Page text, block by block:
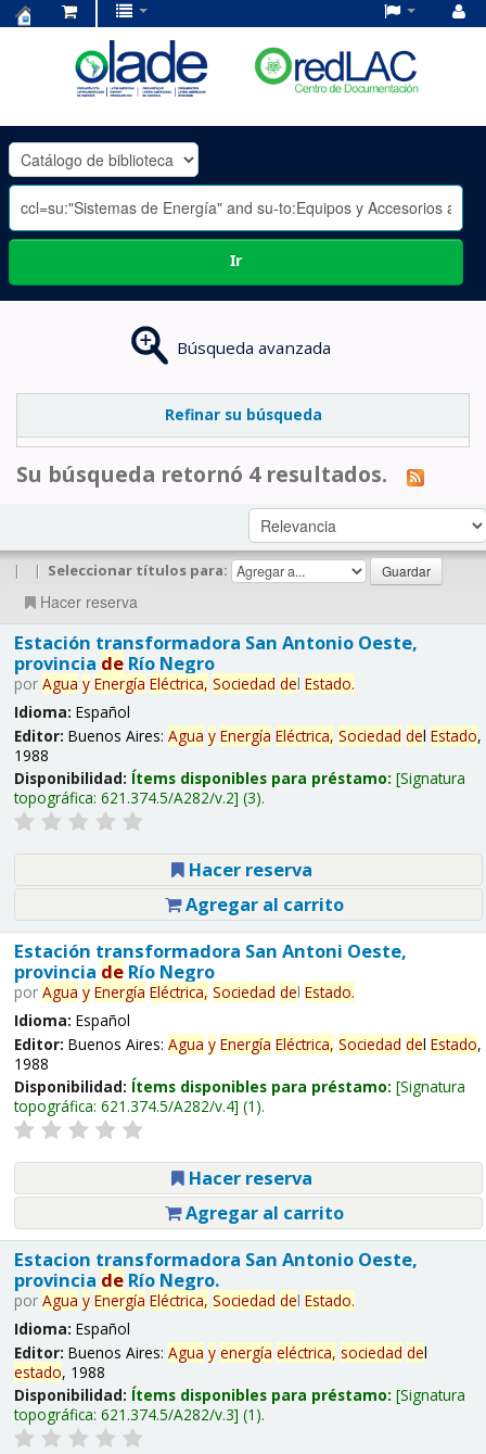
OLADE
-
Ir
Búsqueda avanzada
Refinar su búsqueda
Su búsqueda retornó 4 resultados.
| | Seleccionar títulos para:
Hacer reserva
Estación transformadora San Antonio Oeste,
provincia deRío Negro
por Agua y Energía Eléctrica, Sociedad del Estado.
Idioma: Español
Editor: Buenos Aires: Agua y Energía Eléctrica, Sociedad del Estado,
1988
Disponibilidad: Ítems disponibles para préstamo: Signatura
topográfica: 621.374.5/A282/v.2 (3).
Hacer reserva
Agregar al carrito
Estación transformadora San Antoni Oeste,
provincia deRío Negro
por Agua y Energía Eléctrica, Sociedad del Estado.
Idioma: Español
Editor: Buenos Aires: Agua y Energía Eléctrica, Sociedad del Estado,
1988
Disponibilidad: Ítems disponibles para préstamo: Signatura
topográfica: 621.374.5/A282/v.4 (1).
Hacer reserva
Agregar al carrito
Estacion transformadora San Antonio Oeste,
provincia deRío Negro.
por Agua y Energía Eléctrica, Sociedad del Estado.
Idioma: Español
Editor: Buenos Aires: Agua y energía eléctrica, sociedad del
estado, 1988
Disponibilidad: Ítems disponibles para préstamo: Signatura
topográfica: 621.374.5/A282/v.3 (1).